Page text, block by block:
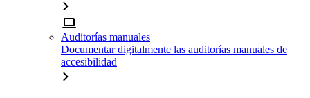
Auditorías manuales
Documentar digitalmente las auditorías manuales de
accesibilidad